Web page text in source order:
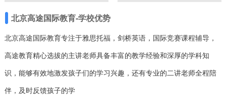
北京高途国际教育-学校优势
北京高途国际教育专注于雅思托福，剑桥英语，国际竞赛课程辅导，
高途教育精心选拔的主讲老师具备丰富的教学经验和深厚的学科知
识，能够有效地激发孩子们的学习兴趣，还有专业的二讲老师全程陪
伴，及时反馈孩子的学